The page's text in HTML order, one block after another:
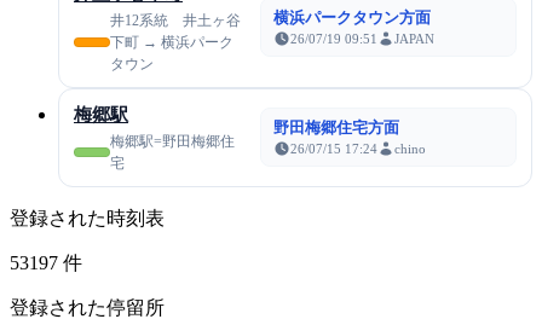
井12系統 井土ヶ谷
下町 → 横浜パーク
タウン
横浜パークタウン方面
26/07/19 09:51 JAPAN
梅郷駅
梅郷駅=野田梅郷住
宅
野田梅郷住宅方面
26/07/15 17:24 chino
登録された時刻表
53197 件
登録された停留所